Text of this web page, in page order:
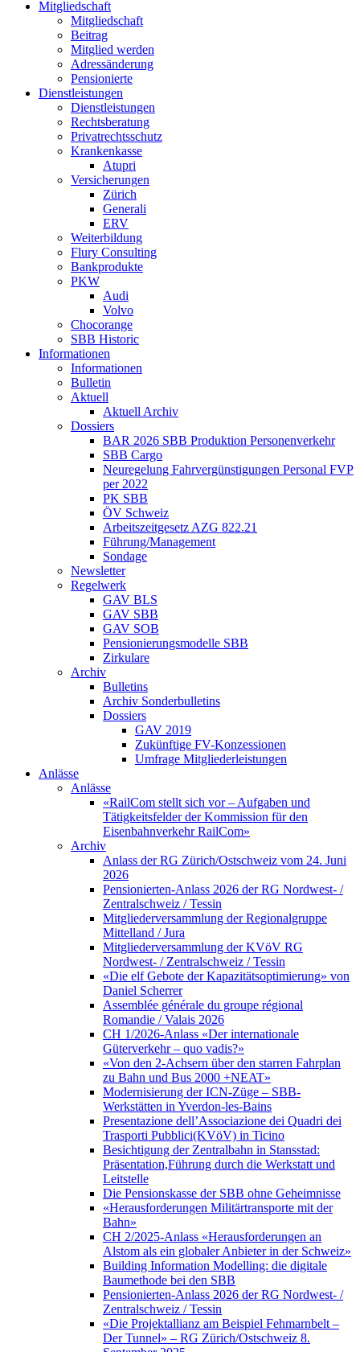
Mitgliedschaft
Mitgliedschaft
Beitrag
Mitglied werden
Adressänderung
Pensionierte
Dienstleistungen
Dienstleistungen
Rechtsberatung
Privatrechtsschutz
Krankenkasse
Atupri
Versicherungen
Zürich
Generali
ERV
Weiterbildung
Flury Consulting
Bankprodukte
PKW
Audi
Volvo
Chocorange
SBB Historic
Informationen
Informationen
Bulletin
Aktuell
Aktuell Archiv
Dossiers
BAR 2026 SBB Produktion Personenverkehr
SBB Cargo
Neuregelung Fahrvergünstigungen Personal FVP
per 2022
PK SBB
ÖV Schweiz
Arbeitszeitgesetz AZG 822.21
Führung/Management
Sondage
Newsletter
Regelwerk
GAV BLS
GAV SBB
GAV SOB
Pensionierungsmodelle SBB
Zirkulare
Archiv
Bulletins
Archiv Sonderbulletins
Dossiers
GAV 2019
Zukünftige FV-Konzessionen
Umfrage Mitgliederleistungen
Anlässe
Anlässe
«RailCom stellt sich vor – Aufgaben und
Tätigkeitsfelder der Kommission für den
Eisenbahnverkehr RailCom»
Archiv
Anlass der RG Zürich/Ostschweiz vom 24. Juni
2026
Pensionierten-Anlass 2026 der RG Nordwest- /
Zentralschweiz / Tessin
Mitgliederversammlung der Regionalgruppe
Mittelland / Jura
Mitgliederversammlung der KVöV RG
Nordwest- / Zentralschweiz / Tessin
«Die elf Gebote der Kapazitätsoptimierung» von
Daniel Scherrer
Assemblée générale du groupe régional
Romandie / Valais 2026
CH 1/2026-Anlass «Der internationale
Güterverkehr – quo vadis?»
«Von den 2-Achsern über den starren Fahrplan
zu Bahn und Bus 2000 +NEAT»
Modernisierung der ICN-Züge – SBB-
Werkstätten in Yverdon-les-Bains
Presentazione dell’Associazione dei Quadri dei
Trasporti Pubblici(KVöV) in Ticino
Besichtigung der Zentralbahn in Stansstad:
Präsentation,Führung durch die Werkstatt und
Leitstelle
Die Pensionskasse der SBB ohne Geheimnisse
«Herausforderungen Militärtransporte mit der
Bahn»
CH 2/2025-Anlass «Herausforderungen an
Alstom als ein globaler Anbieter in der Schweiz»
Building Information Modelling: die digitale
Baumethode bei den SBB
Pensionierten-Anlass 2026 der RG Nordwest- /
Zentralschweiz / Tessin
«Die Projektallianz am Beispiel Fehmarnbelt –
Der Tunnel» – RG Zürich/Ostschweiz 8.